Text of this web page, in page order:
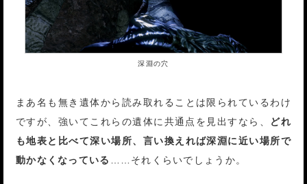
深淵の穴
まあ名も無き遺体から読み取れることは限られているわけ
ですが、強いてこれらの遺体に共通点を見出すなら、
どれ
も地表と比べて深い場所、言い換えれば深淵に近い場所で
動かなくなっている
……それくらいでしょうか。